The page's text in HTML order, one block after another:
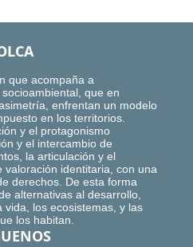
que acompaña a
que en
enfrentan un modelo
en los territorios.
y el protagonismo
y el intercambio de
la articulación y el
valoración identitaria, con una
derechos. De esta forma
alternativas al desarrollo,
vida, los ecosistemas, y las
los habitan.